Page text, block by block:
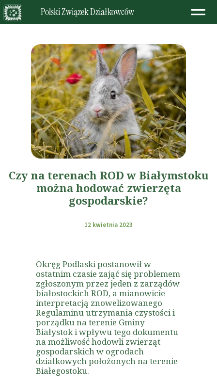
Polski Związek Działkowców
12 kwietnia 2023
Czy na terenach ROD w Białymstoku
można hodować zwierzęta
gospodarskie?
Okręg Podlaski postanowił w
ostatnim czasie zająć się problemem
zgłoszonym przez jeden z zarządów
białostockich ROD, a mianowicie
interpretacją znowelizowanego
Regulaminu utrzymania czystości i
porządku na terenie Gminy
Białystok i wpływu tego dokumentu
na możliwość hodowli zwierząt
gospodarskich w ogrodach
działkowych położonych na terenie
Białegostoku.